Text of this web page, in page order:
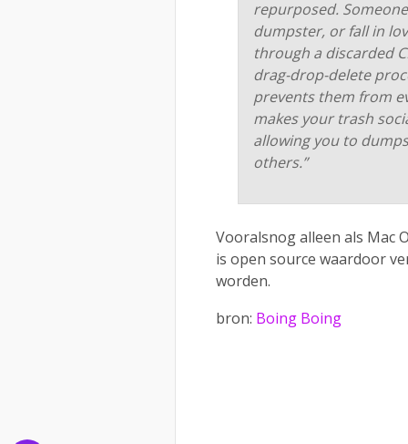
repurposed.
dumpster, or fall in
through a discarded
drag-drop-delete
prevents them from
makes your trash
allowing you to
others.”
Vooralsnog alleen als Mac
is open source waardoor
worden.
bron: Boing Boing